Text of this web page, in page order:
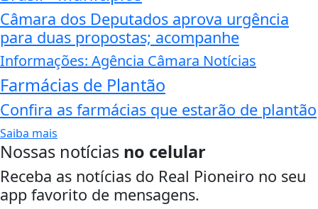
Câmara dos Deputados aprova urgência
para duas propostas; acompanhe
Informações: Agência Câmara Notícias
Farmácias de Plantão
Confira as farmácias que estarão de plantão
Saiba mais
Nossas notícias no celular
Receba as notícias do Real Pioneiro no seu
app favorito de mensagens.